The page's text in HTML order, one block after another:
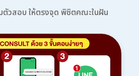
ตัวสอบ ให้ตรงจุด พิชิตคณะในฝัน